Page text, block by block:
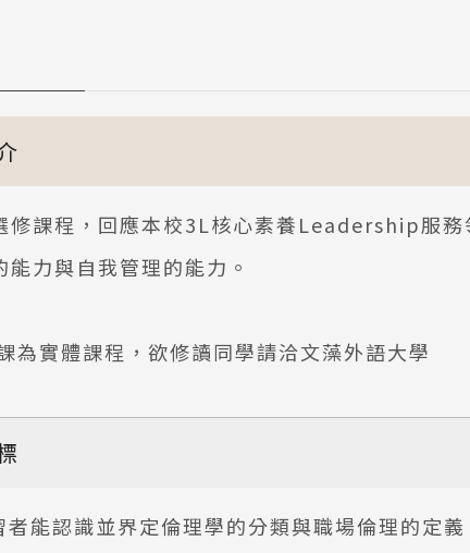
修課程，回應本校3L核心素養Leadership服
能力與自我管理的能力。
為實體課程，欲修讀同學請洽文藻外語大學
者能認識並界定倫理學的分類與職場倫理的定義